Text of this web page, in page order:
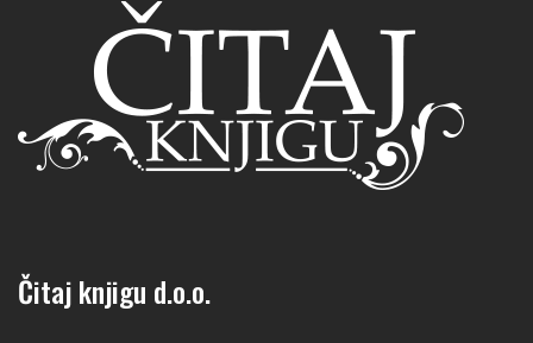
Čitaj knjigu d.o.o.